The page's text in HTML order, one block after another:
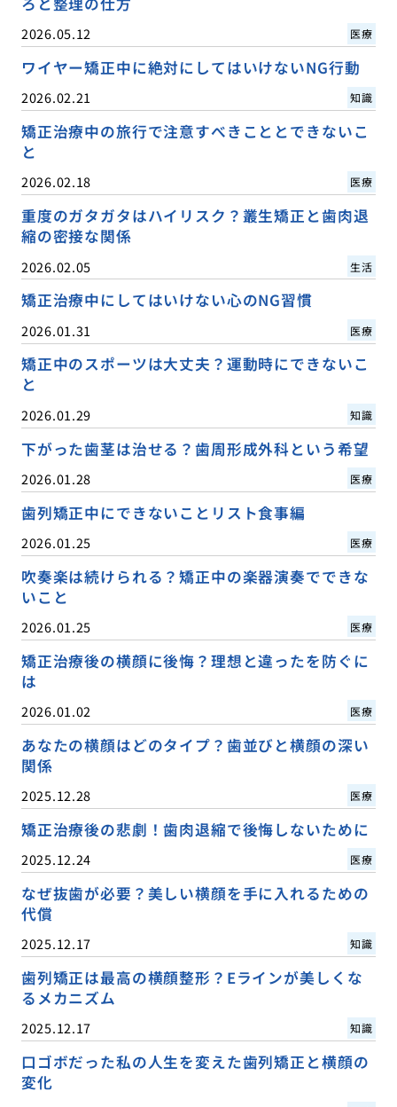
2026.05.12 医療
ワイヤー矯正中に絶対にしてはいけないNG行動
2026.02.21 知識
矯正治療中の旅行で注意すべきこととできないこ
と
2026.02.18 医療
重度のガタガタはハイリスク？叢生矯正と歯肉退
縮の密接な関係
2026.02.05 生活
矯正治療中にしてはいけない心のNG習慣
2026.01.31 医療
矯正中のスポーツは大丈夫？運動時にできないこ
と
2026.01.29 知識
下がった歯茎は治せる？歯周形成外科という希望
2026.01.28 医療
歯列矯正中にできないことリスト食事編
2026.01.25 医療
吹奏楽は続けられる？矯正中の楽器演奏でできな
いこと
2026.01.25 医療
矯正治療後の横顔に後悔？理想と違ったを防ぐに
は
2026.01.02 医療
あなたの横顔はどのタイプ？歯並びと横顔の深い
関係
2025.12.28 医療
矯正治療後の悲劇！歯肉退縮で後悔しないために
2025.12.24 医療
なぜ抜歯が必要？美しい横顔を手に入れるための
代償
2025.12.17 知識
歯列矯正は最高の横顔整形？Eラインが美しくな
るメカニズム
2025.12.17 知識
口ゴボだった私の人生を変えた歯列矯正と横顔の
変化